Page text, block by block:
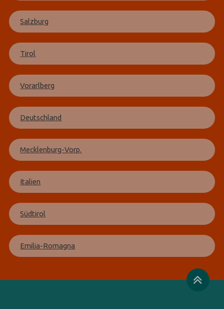
Salzburg
Tirol
Vorarlberg
Deutschland
Mecklenburg-Vorp.
Italien
Südtirol
Emilia-Romagna